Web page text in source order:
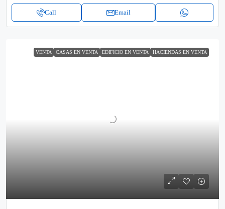
Call Email
VENTA CASAS EN VENTA EDIFICIO EN VENTA HACIENDAS EN VENTA